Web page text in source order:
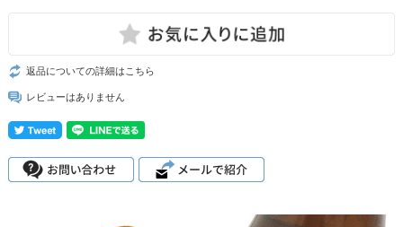
返品についての詳細はこちら
レビューはありません